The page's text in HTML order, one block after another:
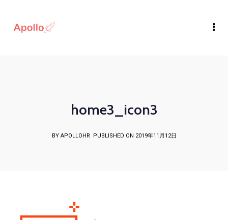
home3_icon3
BY APOLLOHR PUBLISHED ON 2019年11月12日